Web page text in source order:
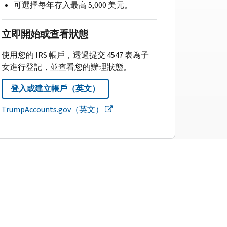
可選擇每年存入最高 5,000 美元。
立即開始或查看狀態
使用您的 IRS 帳戶，透過提交 4547 表為子
女進行登記，並查看您的辦理狀態。
登入或建立帳戶（英文）
TrumpAccounts.gov（英文）